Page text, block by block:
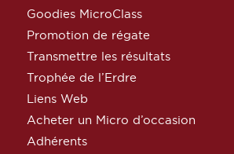
Goodies MicroClass
Promotion de régate
Transmettre les résultats
Trophée de l’Erdre
Liens Web
Acheter un Micro d’occasion
Adhérents